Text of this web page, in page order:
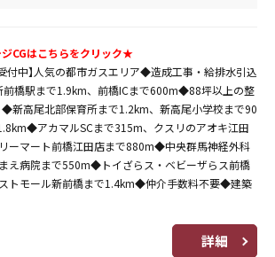
CGはこちらをクリック★
付中】人気の都市ガスエリア◆造成工事・給排水引込
橋駅まで1.9km、前橋ICまで600m◆88坪以上の整
新高尾北部保育所まで1.2km、新高尾小学校まで90
アカマルSCまで315m、クスリのアオキ江田
ーマート前橋江田店まで880m◆中央群馬神経外科
え病院まで550m◆トイざらス・ベビーザらス前橋
トモール新前橋まで1.4km◆仲介手数料不要◆建築
詳細